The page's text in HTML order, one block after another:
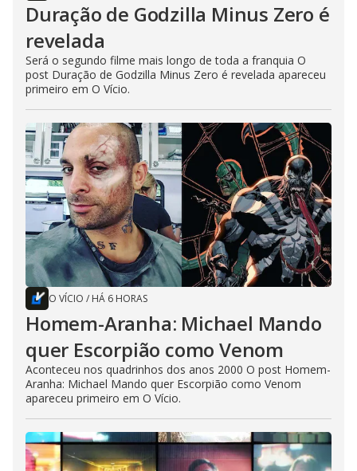
Duração de Godzilla Minus Zero é
revelada
Será o segundo filme mais longo de toda a franquia O
post Duração de Godzilla Minus Zero é revelada apareceu
primeiro em O Vício.
O VÍCIO / HÁ 6 HORAS
Homem-Aranha: Michael Mando
quer Escorpião como Venom
Aconteceu nos quadrinhos dos anos 2000 O post Homem-
Aranha: Michael Mando quer Escorpião como Venom
apareceu primeiro em O Vício.